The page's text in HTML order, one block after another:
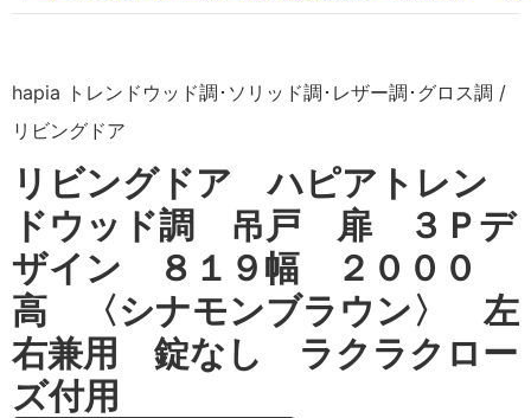
hapia トレンドウッド調･ソリッド調･レザー調･グロス調 /
リビングドア
リビングドア ハピアトレン
ドウッド調 吊戸 扉 ３Ｐデ
ザイン ８１９幅 ２０００
高 〈シナモンブラウン〉 左
右兼用 錠なし ラクラクロー
ズ付用